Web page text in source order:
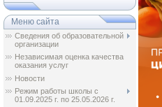
Меню сайта
Сведения об образовательной
организации
Независимая оценка качества
оказания услуг
Новости
Режим работы школы с
01.09.2025 г. по 25.05.2026 г.